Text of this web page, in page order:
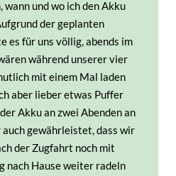
wann und wo ich den Akku
der geplanten
es für uns völlig, abends im
während unserer vier
mit einem Mal laden
aber lieber etwas Puffer
Akku an zwei Abenden an
auch gewährleistet, dass wir
der Zugfahrt noch mit
nach Hause weiter radeln